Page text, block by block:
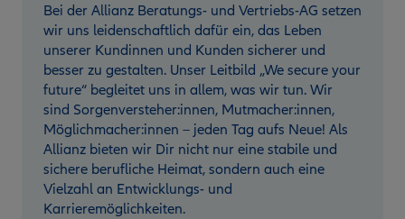
Bei der Allianz Beratungs- und Vertriebs-AG setzen
wir uns leidenschaftlich dafür ein, das Leben
unserer Kundinnen und Kunden sicherer und
besser zu gestalten. Unser Leitbild „We secure your
future“ begleitet uns in allem, was wir tun. Wir
sind Sorgenversteher:innen, Mutmacher:innen,
Möglichmacher:innen – jeden Tag aufs Neue! Als
Allianz bieten wir Dir nicht nur eine stabile und
sichere berufliche Heimat, sondern auch eine
Vielzahl an Entwicklungs- und
Karrieremöglichkeiten.